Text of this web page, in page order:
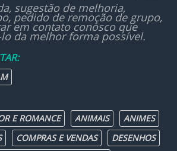
sugestão de melhoria,
pedido de remoção de grupo,
em contato conosco que
da melhor forma possível.
E ROMANCE ANIMAIS
ANIMES
COMPRAS E VENDAS
DESENHOS